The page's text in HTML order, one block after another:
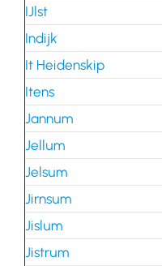
IJlst
Indijk
It Heidenskip
Itens
Jannum
Jellum
Jelsum
Jirnsum
Jislum
Jistrum